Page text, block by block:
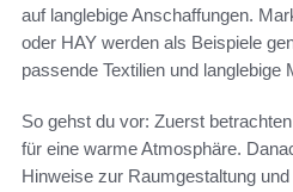
auf langlebige Anschaffungen.
oder HAY werden als Beispiele
passende Textilien und langlebige
So gehst du vor: Zuerst
für eine warme Atmosphäre.
Hinweise zur Raumgestaltung